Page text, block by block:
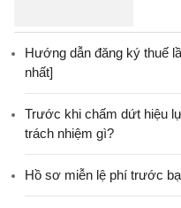
Hướng dẫn đăng ký thuế
nhất]
Trước khi chấm dứt hiệu
trách nhiệm gì?
Hồ sơ miễn lệ phí trước